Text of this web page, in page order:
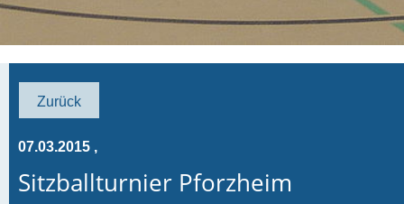
Zurück
07.03.2015 ,
Sitzballturnier Pforzheim